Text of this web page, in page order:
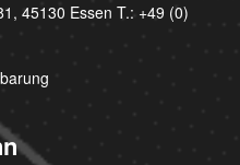
45130 Essen T.: +49 (0)